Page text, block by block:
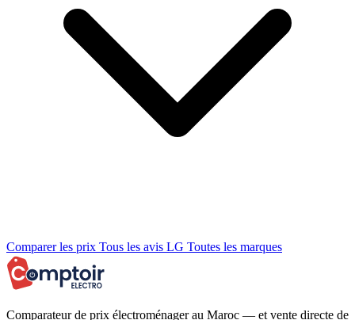
Comparer les prix Tous les avis LG Toutes les marques
Comparateur de prix électroménager au Maroc — et vente directe de